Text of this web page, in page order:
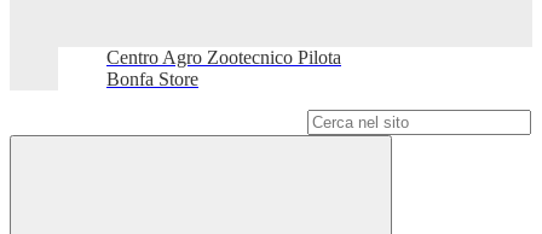
Centro Agro Zootecnico Pilota
Bonfa Store